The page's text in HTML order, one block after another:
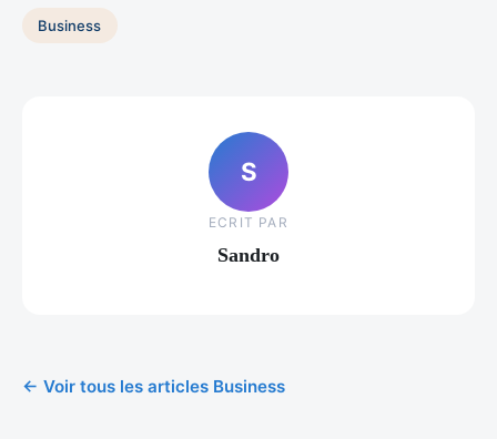
Business
S
ECRIT PAR
Sandro
← Voir tous les articles Business